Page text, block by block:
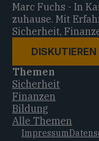
Marc Fuchs - In
zuhause. Mit
Sicherheit,
DISKUTIEREN
Themen
Sicherheit
Finanzen
Bildung
Alle Themen
Impressum